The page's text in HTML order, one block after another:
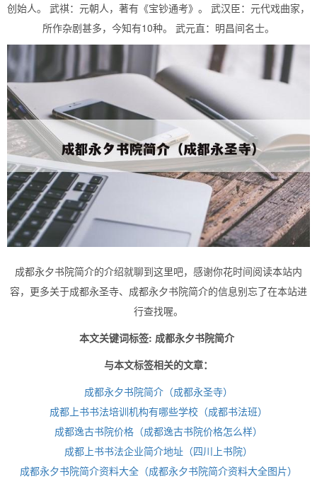
创始人。 武祺：元朝人，著有《宝钞通考》。 武汉臣：元代戏曲家，
所作杂剧甚多，今知有10种。 武元直：明昌间名士。
成都永夕书院简介的介绍就聊到这里吧，感谢你花时间阅读本站内
容，更多关于成都永圣寺、成都永夕书院简介的信息别忘了在本站进
行查找喔。
本文关键词标签: 成都永夕书院简介
与本文标签相关的文章：
成都永夕书院简介（成都永圣寺）
成都上书书法培训机构有哪些学校（成都书法班）
成都逸古书院价格（成都逸古书院价格怎么样）
成都上书书法企业简介地址（四川上书院）
成都永夕书院简介资料大全（成都永夕书院简介资料大全图片）